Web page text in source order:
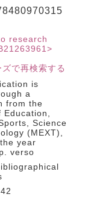
research
で再検索する
is
a
from the
Science
(MEXT),
year
verso